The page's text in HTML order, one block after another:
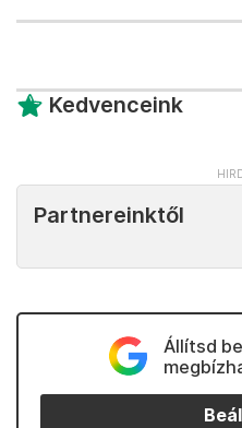
Kedvenceink
Partnereinktől
Állítsd